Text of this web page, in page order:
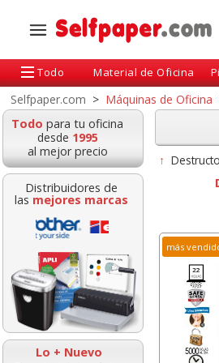
Todo Material de Oficina
Selfpaper.com > Máquinas de Oficina
Todo para tu oficina
desde 1995
al mejor precio
Distribuidores de
las mejores marcas
Lo + Nuevo
↑
más
Gomas Milan 430
de pan en cajas de